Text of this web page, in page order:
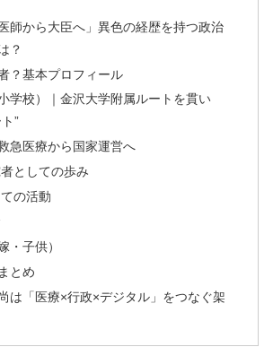
師から大臣へ」異色の経歴を持つ政治
？
？基本プロフィール
学校）｜金沢大学附属ルートを貫い
”
急医療から国家運営へ
としての歩み
の活動
・子供）
とめ
は「医療×行政×デジタル」をつなぐ架